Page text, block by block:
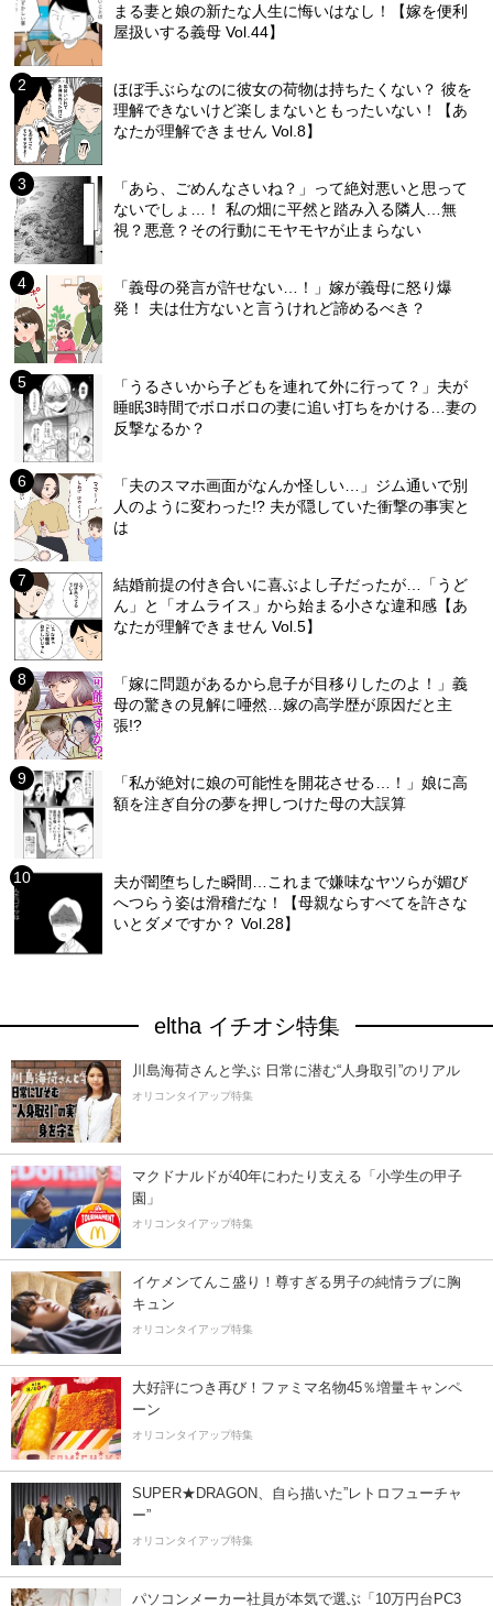
まる妻と娘の新たな人生に悔いはなし！【嫁を便利
屋扱いする義母 Vol.44】
ほぼ手ぶらなのに彼女の荷物は持ちたくない？ 彼を
理解できないけど楽しまないともったいない！【あ
なたが理解できません Vol.8】
「あら、ごめんなさいね？」って絶対悪いと思って
ないでしょ…！ 私の畑に平然と踏み入る隣人…無
視？悪意？その行動にモヤモヤが止まらない
「義母の発言が許せない…！」嫁が義母に怒り爆
発！ 夫は仕方ないと言うけれど諦めるべき？
「うるさいから子どもを連れて外に行って？」夫が
睡眠3時間でボロボロの妻に追い打ちをかける…妻の
反撃なるか？
「夫のスマホ画面がなんか怪しい…」ジム通いで別
人のように変わった!? 夫が隠していた衝撃の事実と
は
結婚前提の付き合いに喜ぶよし子だったが…「うど
ん」と「オムライス」から始まる小さな違和感【あ
なたが理解できません Vol.5】
「嫁に問題があるから息子が目移りしたのよ！」義
母の驚きの見解に唖然…嫁の高学歴が原因だと主
張!?
「私が絶対に娘の可能性を開花させる…！」娘に高
額を注ぎ自分の夢を押しつけた母の大誤算
夫が闇堕ちした瞬間…これまで嫌味なヤツらが媚び
へつらう姿は滑稽だな！【母親ならすべてを許さな
いとダメですか？ Vol.28】
eltha イチオシ特集
川島海荷さんと学ぶ 日常に潜む“人身取引”のリアル
オリコンタイアップ特集
マクドナルドが40年にわたり支える「小学生の甲子
園」
オリコンタイアップ特集
イケメンてんこ盛り！尊すぎる男子の純情ラブに胸
キュン
オリコンタイアップ特集
大好評につき再び！ファミマ名物45％増量キャンペ
ーン
オリコンタイアップ特集
SUPER★DRAGON、自ら描いた”レトロフューチャ
ー”
オリコンタイアップ特集
パソコンメーカー社員が本気で選ぶ「10万円台PC3